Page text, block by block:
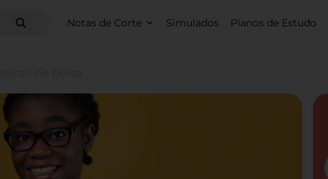
Notas de Corte Simulados Planos de Estudo